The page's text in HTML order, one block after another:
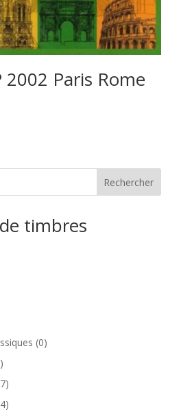
2002 Paris Rome
timbres
00
697
produits
304